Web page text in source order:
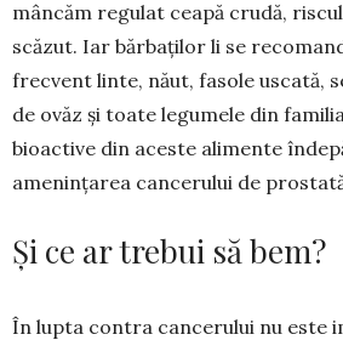
mâncăm regulat ceapă crudă,
scăzut. Iar băr­baților li se
frecvent linte, năut, fasole uscată,
de ovăz și toate legumele din
bioactive din aceste alimente
amenințarea cancerului de
Și ce ar trebui să bem?
În lupta contra cancerului nu este